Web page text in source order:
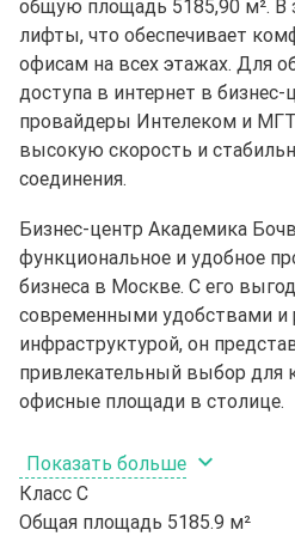
общую площадь 5185,90 м². В
лифты, что обеспечивает
офисам на всех этажах. Для
доступа в интернет в
провайдеры Интелеком и
высокую скорость и
соединения.
Бизнес-центр Академика
функциональное и удобное
бизнеса в Москве. С его
современными удобствами и
инфраструктурой, он
привлекательный выбор для
офисные площади в столице.
Показать больше
Класс C
Общая площадь 5185.9 м²